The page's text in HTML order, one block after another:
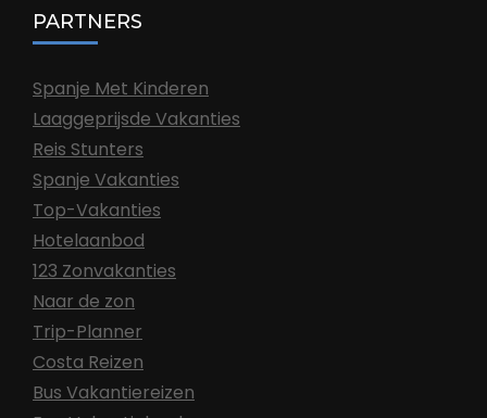
PARTNERS
Spanje Met Kinderen
Laaggeprijsde Vakanties
Reis Stunters
Spanje Vakanties
Top-Vakanties
Hotelaanbod
123 Zonvakanties
Naar de zon
Trip-Planner
Costa Reizen
Bus Vakantiereizen